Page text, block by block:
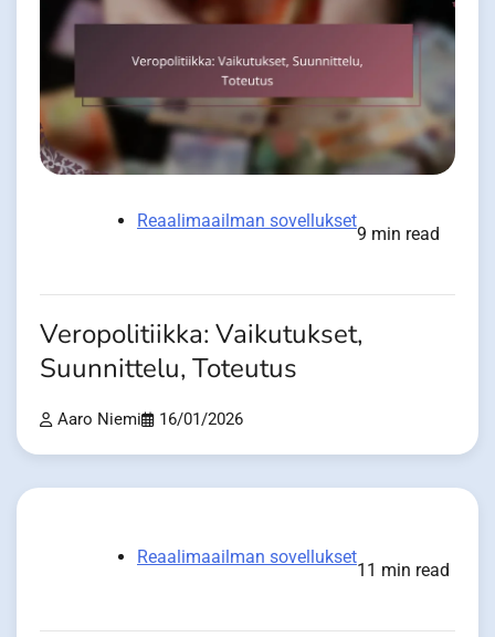
Reaalimaailman sovellukset
9 min read
Veropolitiikka: Vaikutukset,
Suunnittelu, Toteutus
Aaro Niemi 16/01/2026
Reaalimaailman sovellukset
11 min read